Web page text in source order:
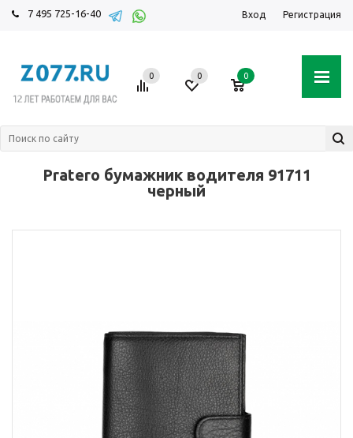
7 495 725-16-40 Вход Регистрация
0 0 0
Pratero бумажник водителя 91711
черный